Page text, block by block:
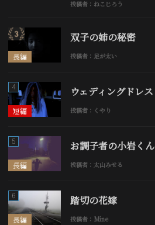
投稿者：ねこじろう
長編
双子の姉の秘密
投稿者：足が太い
短編
4 ウェディングドレス
投稿者：くやり
長編
5 お調子者の小岩くん
投稿者：太山みせる
長編
6 踏切の花嫁
投稿者：Mine